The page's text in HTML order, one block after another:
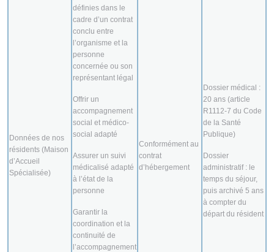
Données de nos
résidents (Maison
d’Accueil
Spécialisée)
définies dans le
cadre d’un contrat
conclu entre
l’organisme et la
personne
concernée ou son
représentant légal
Offrir un
accompagnement
social et médico-
social adapté
Assurer un suivi
médicalisé adapté
à l’état de la
personne
Garantir la
coordination et la
continuité de
l’accompagnement
Conformément au
contrat
d’hébergement
Dossier médical :
20 ans (article
R1112-7 du Code
de la Santé
Publique)
Dossier
administratif : le
temps du séjour,
puis archivé 5 ans
à compter du
départ du résident